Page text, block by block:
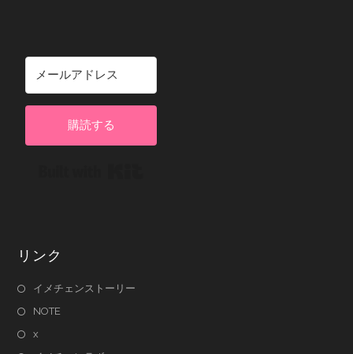
購読する
リンク
イメチェンストーリー
NOTE
x